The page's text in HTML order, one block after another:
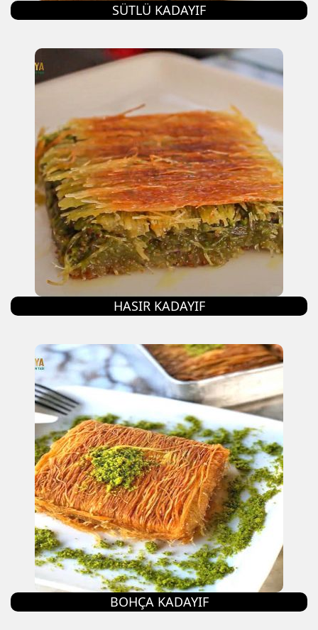
SÜTLÜ KADAYIF
HASIR KADAYIF
BOHÇA KADAYIF